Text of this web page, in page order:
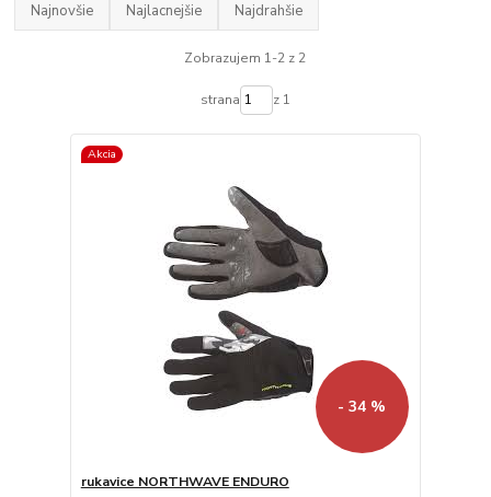
Najnovšie Najlacnejšie Najdrahšie
Zobrazujem 1-2 z 2
strana z 1
Akcia
- 34 %
rukavice NORTHWAVE ENDURO